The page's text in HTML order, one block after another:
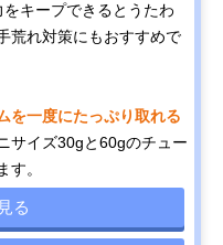
キープできるとうたわ
荒れ対策にもおすすめで
を一度にたっぷり取れる
サイズ30gと60gのチュー
す。
る